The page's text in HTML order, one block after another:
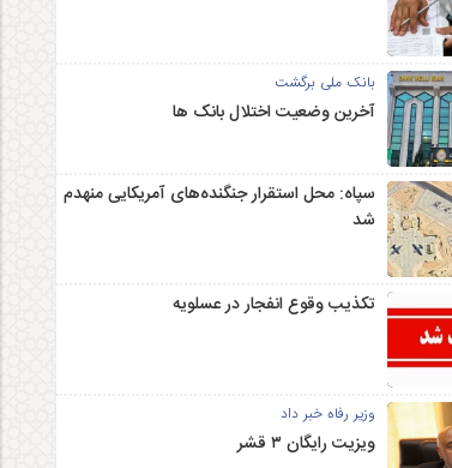
بانک ملی برگشت
آخرین وضعیت اختلال بانک ها
سپاه: محل استقرار جنگنده‌های آمریکایی منهدم
شد
تکذیب وقوع انفجار در عسلویه
وزیر رفاه خبر داد
ویزیت رایگان ۳ قشر